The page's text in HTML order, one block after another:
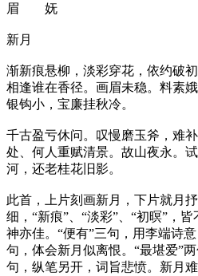
眉 妩
新月
渐新痕悬柳，淡彩穿花，依约破
相逢谁在香径。画眉未稳。料素
银钩小，宝廉挂秋冷。
千古盈亏休问。叹慢磨玉斧，难
处、何人重赋清景。故山夜永。
河，还老桂花旧影。
此首，上片刻画新月，下片就月
细，“新痕”、“淡彩”、“初暝”，
神亦佳。“便有”三句，用李端诗
句，体会新月似离恨。“最堪爱”
句，纵笔另开，词旨悲愤。新月